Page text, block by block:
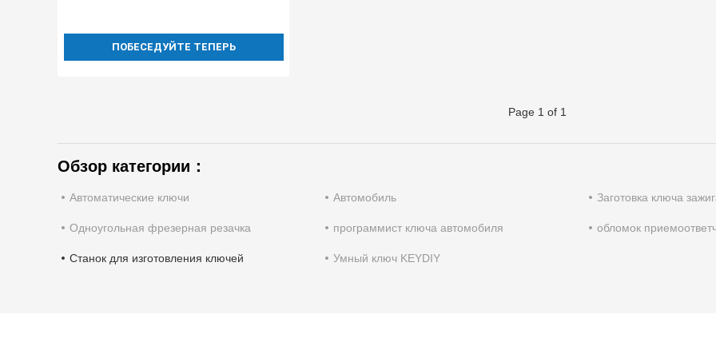
ПОБЕСЕДУЙТЕ ТЕПЕРЬ
Page 1 of 1
Обзор категории：
Автоматические ключи Автомобиль Заготовка ключа
Одноугольная фрезерная резачка программист ключа автомобиля обломок
Станок для изготовления ключей Умный ключ KEYDIY